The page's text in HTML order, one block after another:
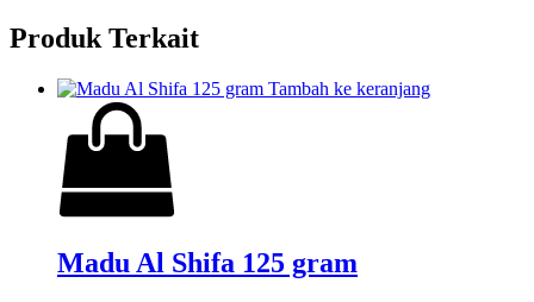
Produk Terkait
Tambah ke keranjang
Madu Al Shifa 125 gram